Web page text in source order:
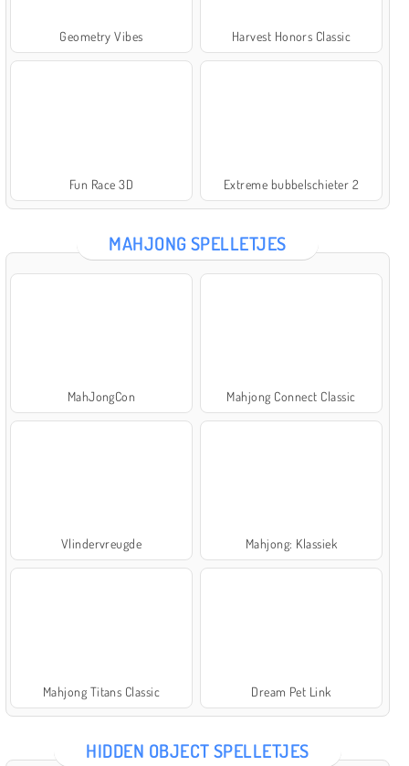
Geometry Vibes Harvest Honors Classic
Fun Race 3D Extreme bubbelschieter 2
MAHJONG SPELLETJES
MahJongCon Mahjong Connect Classic
Vlindervreugde Mahjong: Klassiek
Mahjong Titans Classic Dream Pet Link
HIDDEN OBJECT SPELLETJES